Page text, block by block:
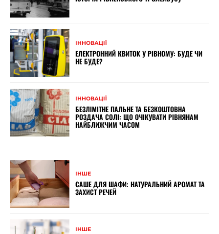
ІННОВАЦІЇ
ЕЛЕКТРОННИЙ КВИТОК У РІВНОМУ: БУДЕ ЧИ
НЕ БУДЕ?
ІННОВАЦІЇ
БЕЗЛІМІТНЕ ПАЛЬНЕ ТА БЕЗКОШТОВНА
РОЗДАЧА СОЛІ: ЩО ОЧІКУВАТИ РІВНЯНАМ
НАЙБЛИЖЧИМ ЧАСОМ
ІНШЕ
САШЕ ДЛЯ ШАФИ: НАТУРАЛЬНИЙ АРОМАТ ТА
ЗАХИСТ РЕЧЕЙ
ІНШЕ